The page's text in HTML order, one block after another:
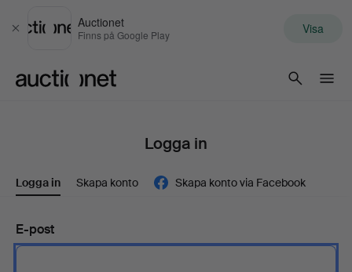
Stäng
Auctionet
Finns på Google Play Visa
Logga in
Logga in Skapa konto Skapa konto via Facebook
E-post